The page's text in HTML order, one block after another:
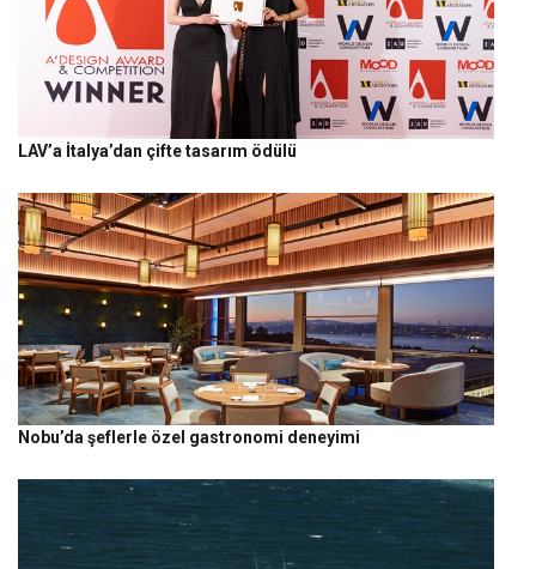
LAV’a İtalya’dan çifte tasarım ödülü
Nobu’da şeflerle özel gastronomi deneyimi